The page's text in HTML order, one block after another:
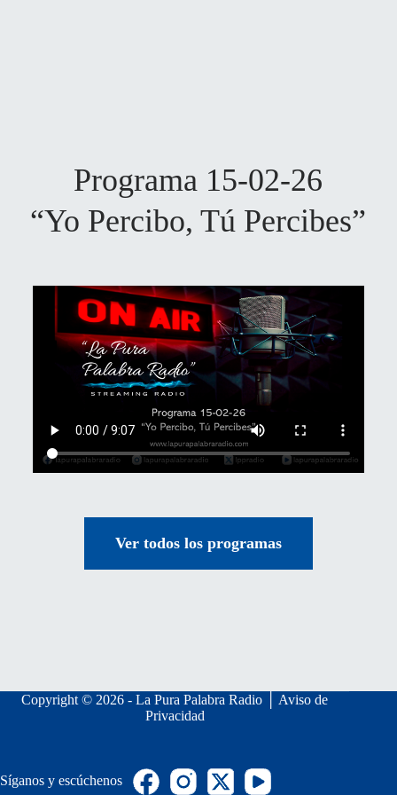
Programa 15-02-26
“Yo Percibo, Tú Percibes”
Ver todos los programas
Copyright © 2026 - La Pura Palabra Radio │ Aviso de
Privacidad
Síganos y escúchenos